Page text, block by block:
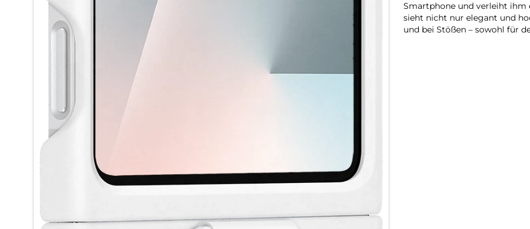
Smartphone und verleiht ihm
sieht nicht nur elegant und
und bei Stößen – sowohl für